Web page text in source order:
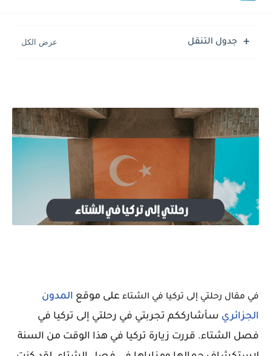
جدول التنقل
في مقال رحلتي إلى تركيا في الشتاء على موقع المدون
الجزائري سأشارككم تجربتي في رحلتي إلى تركيا في
فصل الشتاء. قررت زيارة تركيا في هذا الوقت من السنة